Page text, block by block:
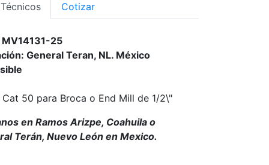
Cotizar
MV14131-25
General Teran, NL. México
50 para Broca o End Mill de 1/2\"
en Ramos Arizpe, Coahuila o
Terán, Nuevo León en Mexico.